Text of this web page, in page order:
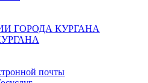
ГОРОДА КУРГАНА
почты